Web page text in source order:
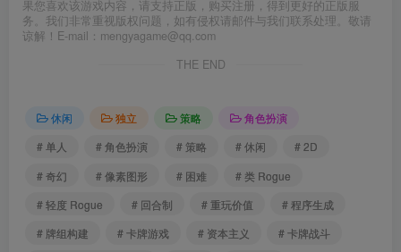
果您喜欢该游戏内容，请支持正版，购买注册，得到更好的正版服
务。我们非常重视版权问题，如有侵权请邮件与我们联系处理。敬请
谅解！E-mail：mengyagame@qq.com
THE END
休闲 独立 策略
角色扮演
# 单人
# 角色扮演 # 策略 # 休闲
# 2D
# 奇幻
# 像素图形 # 困难
# 类 Rogue
# 轻度 Rogue
# 回合制 # 重玩价值
# 程序生成
# 牌组构建
# 卡牌游戏 # 资本主义
# 卡牌战斗